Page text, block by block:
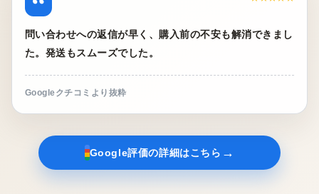
問い合わせへの返信が早く、購入前の不安も解消できまし
た。発送もスムーズでした。
Googleクチコミより抜粋
Google評価の詳細はこちら →